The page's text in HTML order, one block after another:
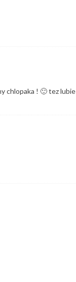
chlopaka ! 🙂 tez